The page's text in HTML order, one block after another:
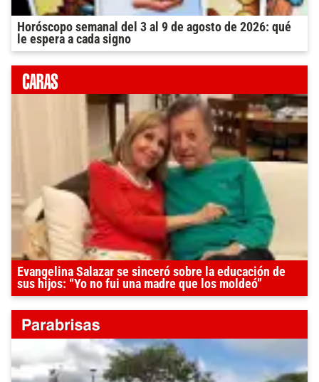
Horóscopo semanal del 3 al 9 de agosto de 2026: qué
le espera a cada signo
Evangelina Salazar se sinceró sobre la educación de
sus hijos: “Yo no fui una madre que los moldeó”